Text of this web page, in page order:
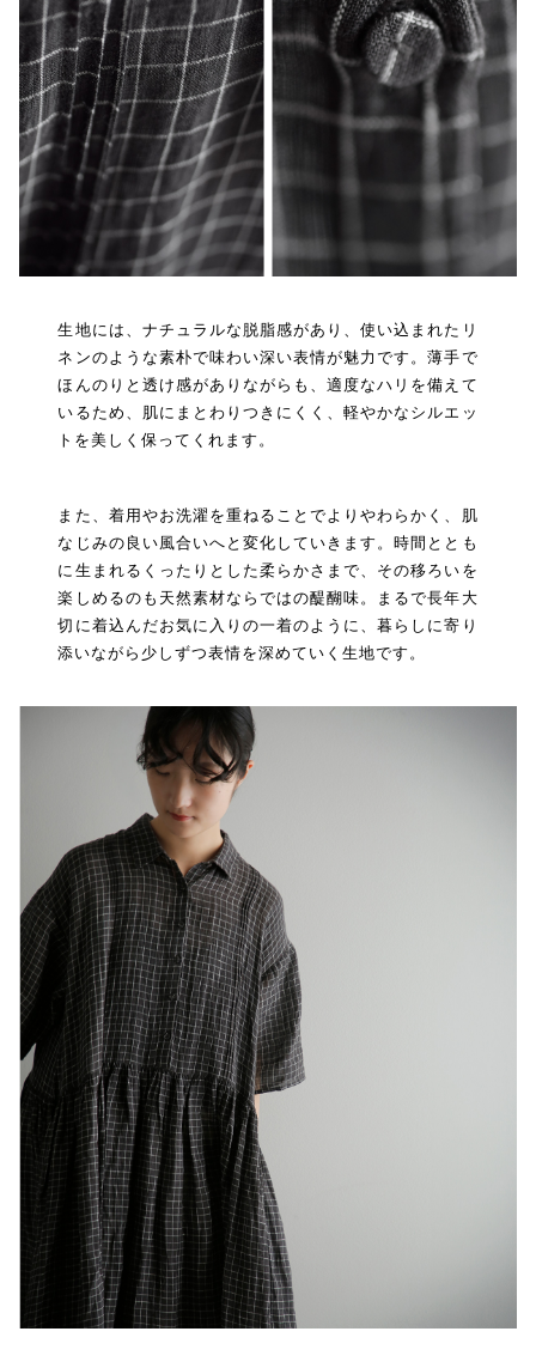
生地には、ナチュラルな脱脂感があり、使い込まれたリ
ネンのような素朴で味わい深い表情が魅力です。薄手で
ほんのりと透け感がありながらも、適度なハリを備えて
いるため、肌にまとわりつきにくく、軽やかなシルエッ
トを美しく保ってくれます。
また、着用やお洗濯を重ねることでよりやわらかく、肌
なじみの良い風合いへと変化していきます。時間ととも
に生まれるくったりとした柔らかさまで、その移ろいを
楽しめるのも天然素材ならではの醍醐味。まるで長年大
切に着込んだお気に入りの一着のように、暮らしに寄り
添いながら少しずつ表情を深めていく生地です。